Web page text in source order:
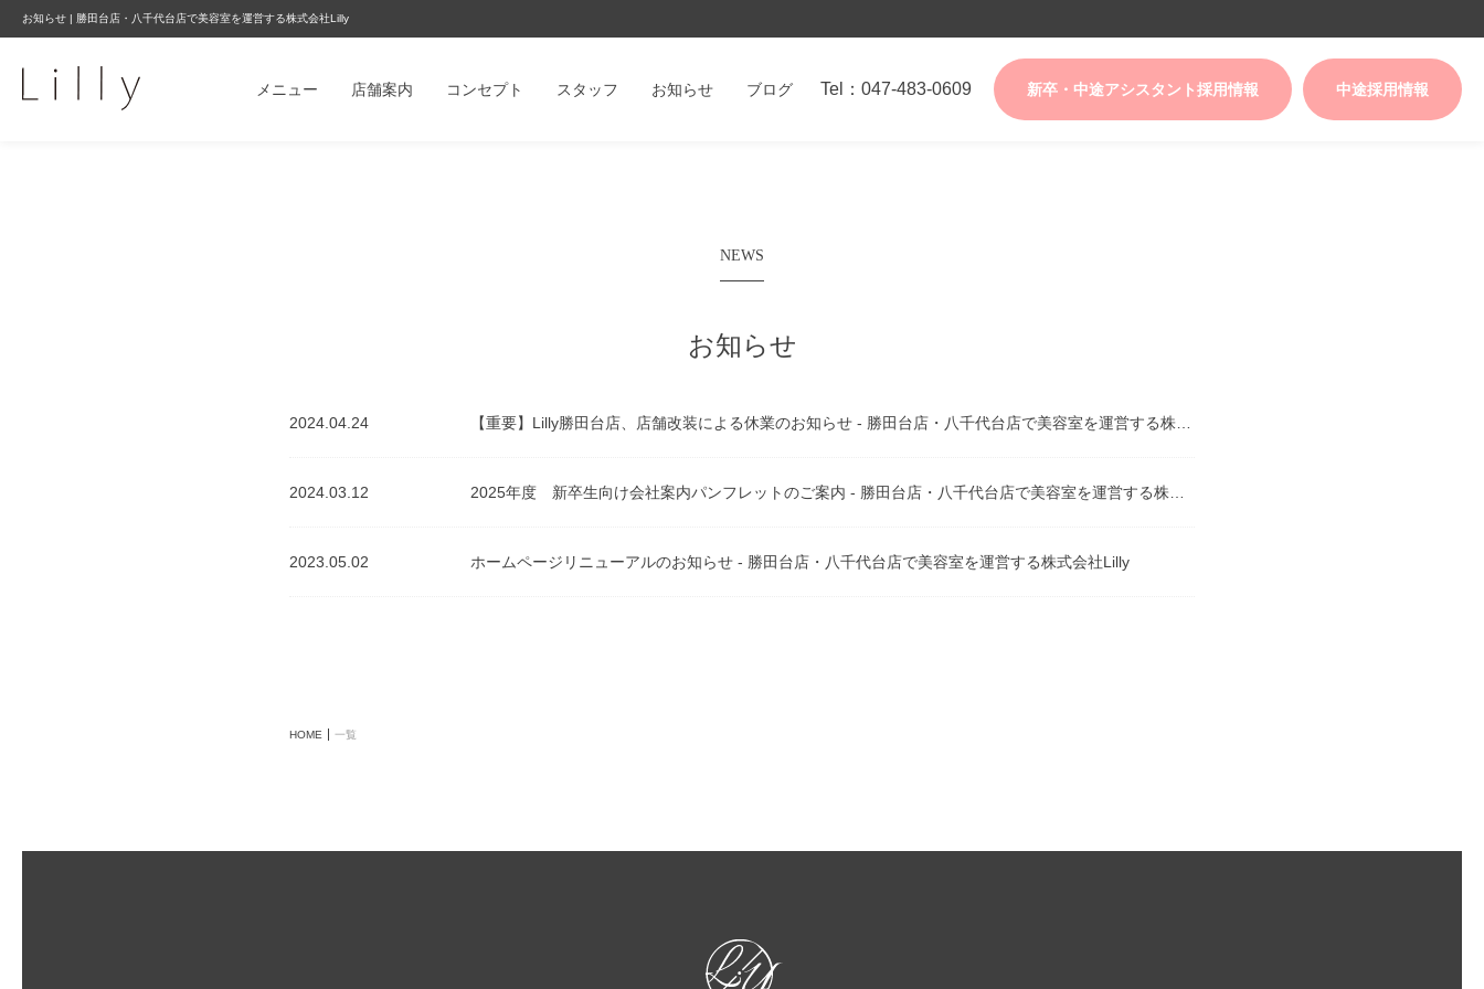
お知らせ | 勝田台店・八千代台店で美容室を運営する株式会社Lilly
中途採用情報
新卒・中途アシスタント採用情報
Tel：047-483-0609
ブログ
お知らせ
スタッフ
コンセプト
店舗案内
メニュー
NEWS
お知らせ
2024.04.24
2024.03.12
2023.05.02 ホームページリニューアルのお知らせ - 勝田台店・八千代台店で美容室を運営する株式会社Lilly
HOME 一覧